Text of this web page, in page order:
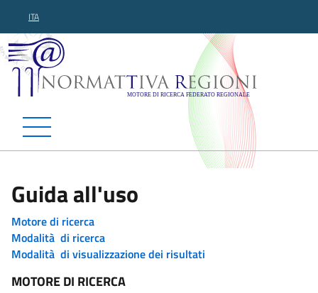
ITA
Normattiva Regioni -
Guida all'uso
Motore di ricerca
Modalità di ricerca
Modalità di visualizzazione dei risultati
MOTORE DI RICERCA